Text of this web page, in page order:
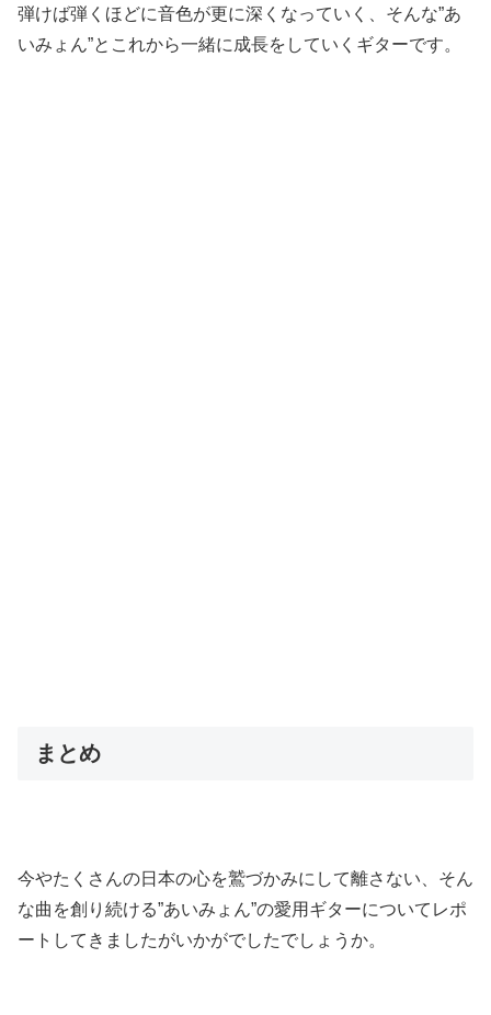
弾けば弾くほどに音色が更に深くなっていく、そんな”あ
いみょん”とこれから一緒に成長をしていくギターです。
まとめ
今やたくさんの日本の心を鷲づかみにして離さない、そん
な曲を創り続ける”あいみょん”の愛用ギターについてレポ
ートしてきましたがいかがでしたでしょうか。